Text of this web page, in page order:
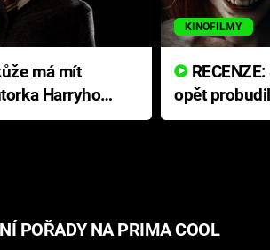
má mít
Harryho
ráznou
KINOFILMY
opět
přichází s
POŘADY NA PRIMA COOL